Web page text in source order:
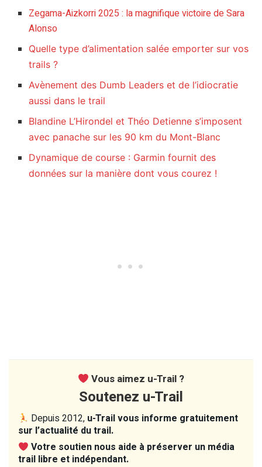
Zegama-Aizkorri 2025 : la magnifique victoire de Sara
Alonso
Quelle type d’alimentation salée emporter sur vos
trails ?
Avènement des Dumb Leaders et de l’idiocratie
aussi dans le trail
Blandine L’Hirondel et Théo Detienne s’imposent
avec panache sur les 90 km du Mont-Blanc
Dynamique de course : Garmin fournit des
données sur la manière dont vous courez !
Vous aimez u-Trail ?
Soutenez u-Trail
Depuis 2012, u-Trail vous informe gratuitement
sur l’actualité du trail.
Votre soutien nous aide à préserver un média
trail libre et indépendant.